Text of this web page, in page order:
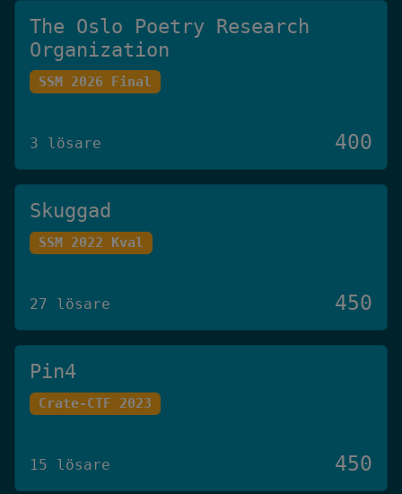
The Oslo Poetry Research
Organization
SSM 2026 Final
3 lösare 400
Skuggad
SSM 2022 Kval
27 lösare 450
Pin4
Crate-CTF 2023
15 lösare 450